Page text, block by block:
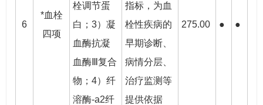
6
*血栓
四项
栓调节蛋
白；3）凝
血酶抗凝
血酶Ⅲ复合
物；4）纤
溶酶-a2纤
指标，为血
栓性疾病的
早期诊断、
病情分层、
治疗监测等
提供依据
275.00 ● ●